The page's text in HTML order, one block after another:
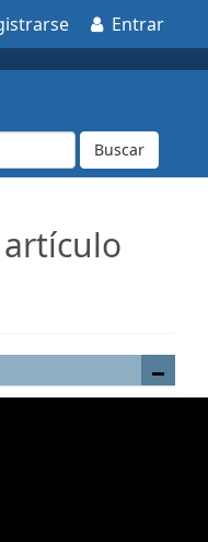
Entrar
Buscar